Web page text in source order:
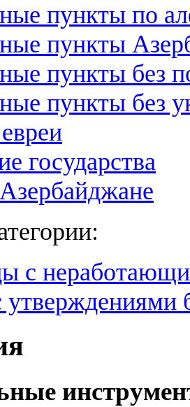
пункты по
пункты
пункты без
пункты без
государства
с
утверждениями